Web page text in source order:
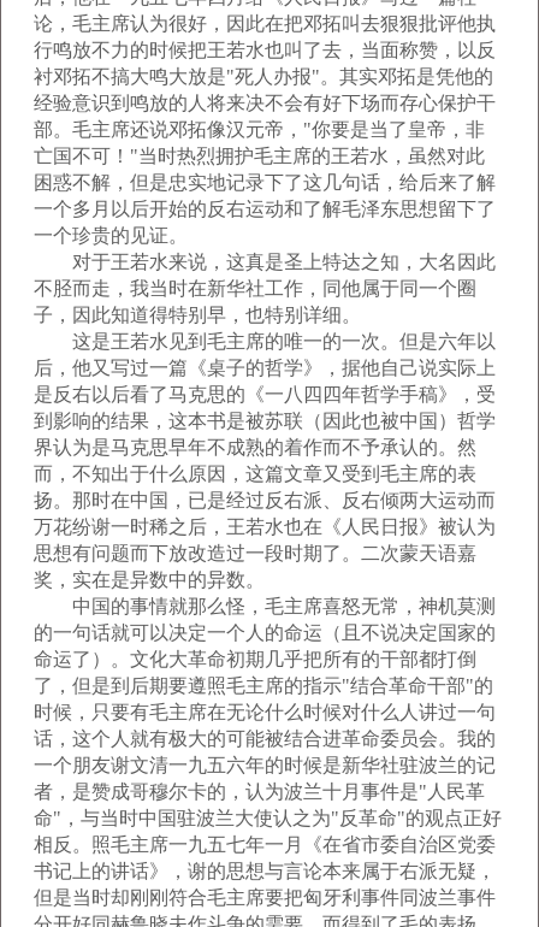
论，毛主席认为很好，因此在把邓拓叫去狠狠批评他执
行鸣放不力的时候把王若水也叫了去，当面称赞，以反
衬邓拓不搞大鸣大放是"死人办报"。其实邓拓是凭他的
经验意识到鸣放的人将来决不会有好下场而存心保护干
部。毛主席还说邓拓像汉元帝，"你要是当了皇帝，非
亡国不可！"当时热烈拥护毛主席的王若水，虽然对此
困惑不解，但是忠实地记录下了这几句话，给后来了解
一个多月以后开始的反右运动和了解毛泽东思想留下了
一个珍贵的见证。
对于王若水来说，这真是圣上特达之知，大名因此
不胫而走，我当时在新华社工作，同他属于同一个圈
子，因此知道得特别早，也特别详细。
这是王若水见到毛主席的唯一的一次。但是六年以
后，他又写过一篇《桌子的哲学》，据他自己说实际上
是反右以后看了马克思的《一八四四年哲学手稿》，受
到影响的结果，这本书是被苏联（因此也被中国）哲学
界认为是马克思早年不成熟的着作而不予承认的。然
而，不知出于什么原因，这篇文章又受到毛主席的表
扬。那时在中国，已是经过反右派、反右倾两大运动而
万花纷谢一时稀之后，王若水也在《人民日报》被认为
思想有问题而下放改造过一段时期了。二次蒙天语嘉
奖，实在是异数中的异数。
中国的事情就那么怪，毛主席喜怒无常，神机莫测
的一句话就可以决定一个人的命运（且不说决定国家的
命运了）。文化大革命初期几乎把所有的干部都打倒
了，但是到后期要遵照毛主席的指示"结合革命干部"的
时候，只要有毛主席在无论什么时候对什么人讲过一句
话，这个人就有极大的可能被结合进革命委员会。我的
一个朋友谢文清一九五六年的时候是新华社驻波兰的记
者，是赞成哥穆尔卡的，认为波兰十月事件是"人民革
命"，与当时中国驻波兰大使认之为"反革命"的观点正好
相反。照毛主席一九五七年一月《在省市委自治区党委
书记上的讲话》，谢的思想与言论本来属于右派无疑，
但是当时却刚刚符合毛主席要把匈牙利事件同波兰事件